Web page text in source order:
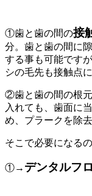
①歯と歯の間の接
分。歯と歯の間に
する事も可能です
シの毛先も接触点
②歯と歯の間の根
入れても、歯面に
め、プラークを除
そこで必要になるの
①→ デンタルフ